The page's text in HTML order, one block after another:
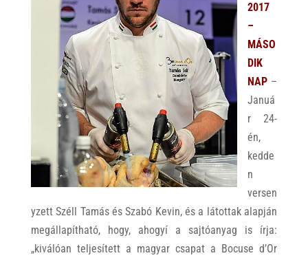
2017
–
MÁSO
DIK
NAP–
Januá
r 24-
én,
kedde
n
versen
yzett Széll Tamás és Szabó Kevin, és a látottak alapján
megállapítható, hogy, ahogyí a sajtóanyag is írja:
„kiválóan teljesített a magyar csapat a Bocuse d’Or